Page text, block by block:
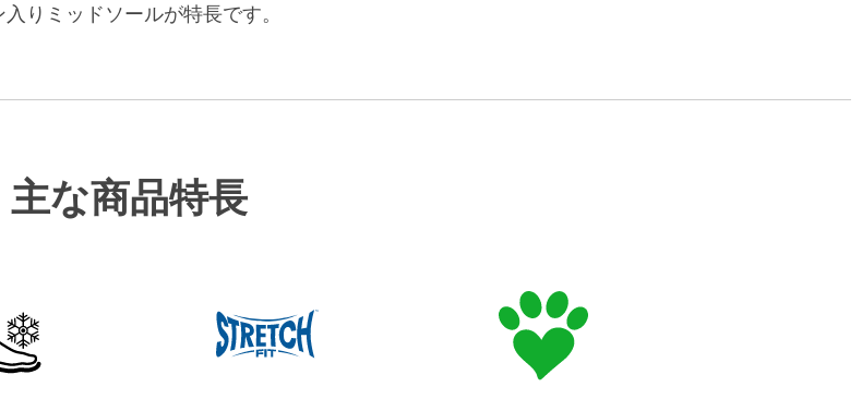
りミッドソールが特長です。
主な商品特長